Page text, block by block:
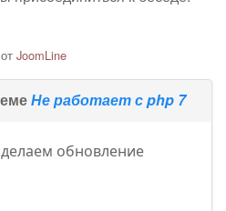
от JoomLine
Не работает с php 7
обновление